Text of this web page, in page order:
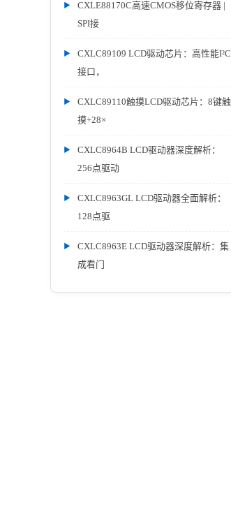
CXLE88170C高速CMOS移位寄存器 |
SPI接
CXLC89109 LCD驱动芯片：高性能I²C
接口，
CXLC89110触摸LCD驱动芯片：8键触
摸+28×
CXLC8964B LCD驱动器深度解析：
256点驱动
CXLC8963GL LCD驱动器全面解析：
128点驱
CXLC8963E LCD驱动器深度解析：集
成看门